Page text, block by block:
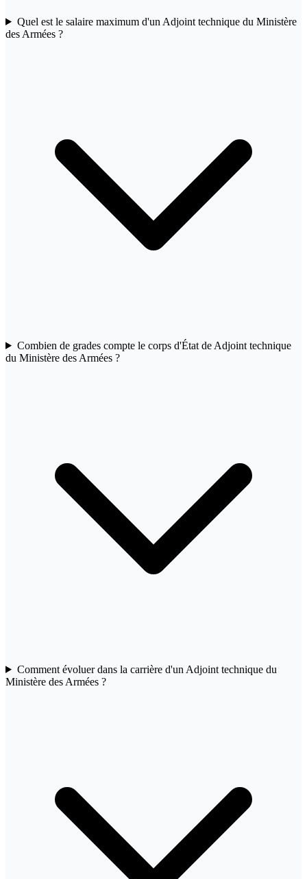
Quel est le salaire maximum d'un Adjoint technique du Ministère
des Armées ?
Combien de grades compte le corps d'État de Adjoint technique
du Ministère des Armées ?
Comment évoluer dans la carrière d'un Adjoint technique du
Ministère des Armées ?